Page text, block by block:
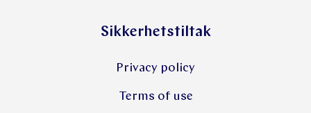
Sikkerhetstiltak
Privacy policy
Terms of use